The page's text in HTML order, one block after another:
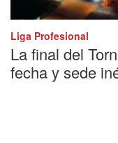
Liga Profesional
La final del
fecha y sede